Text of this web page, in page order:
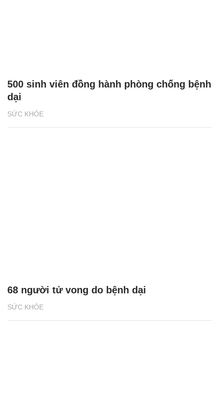
SỨC KHỎE
500 sinh viên đồng hành phòng chống bệnh
dại
SỨC KHỎE
68 người tử vong do bệnh dại